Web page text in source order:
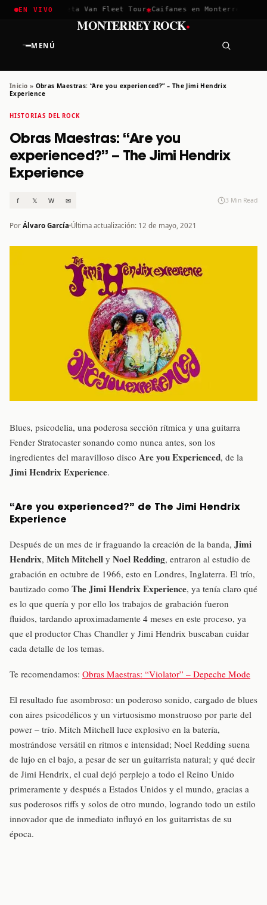
EN VIVO
2026✱Greta Van Fleet Tour✱Caifanes en Monterrey · 12
MENÚ
MONTERREY ROCK·
Inicio » Obras Maestras: “Are you experienced?” – The Jimi Hendrix
Experience
HISTORIAS DEL ROCK
Obras Maestras: “Are you
experienced?” – The Jimi Hendrix
Experience
f 𝕏 W ✉ 3 Min Read
Por Álvaro García Última actualización: 12 de mayo, 2021
Blues, psicodelia, una poderosa sección rítmica y una guitarra
Fender Stratocaster sonando como nunca antes, son los
ingredientes del maravilloso disco Are you Experienced, de la
Jimi Hendrix Experience.
“Are you experienced?” de The Jimi Hendrix
Experience
Después de un mes de ir fraguando la creación de la banda, Jimi
Hendrix, Mitch Mitchell y Noel Redding, entraron al estudio de
grabación en octubre de 1966, esto en Londres, Inglaterra. El trío,
bautizado como The Jimi Hendrix Experience, ya tenía claro qué
es lo que quería y por ello los trabajos de grabación fueron
fluidos, tardando aproximadamente 4 meses en este proceso, ya
que el productor Chas Chandler y Jimi Hendrix buscaban cuidar
cada detalle de los temas.
Te recomendamos: Obras Maestras: “Violator” – Depeche Mode
El resultado fue asombroso: un poderoso sonido, cargado de blues
con aires psicodélicos y un virtuosismo monstruoso por parte del
power – trío. Mitch Mitchell luce explosivo en la batería,
mostrándose versátil en ritmos e intensidad; Noel Redding suena
de lujo en el bajo, a pesar de ser un guitarrista natural; y qué decir
de Jimi Hendrix, el cual dejó perplejo a todo el Reino Unido
primeramente y después a Estados Unidos y el mundo, gracias a
sus poderosos riffs y solos de otro mundo, logrando todo un estilo
innovador que de inmediato influyó en los guitarristas de su
época.